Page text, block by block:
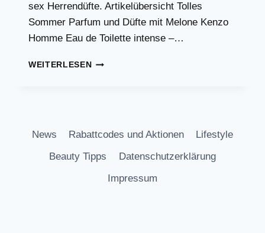
sex Herrendüfte. Artikelübersicht Tolles
Sommer Parfum und Düfte mit Melone Kenzo
Homme Eau de Toilette intense –…
WEITERLESENPARFUM
News Rabattcodes und Aktionen
Lifestyle
Beauty Tipps
Datenschutzerklärung
Impressum